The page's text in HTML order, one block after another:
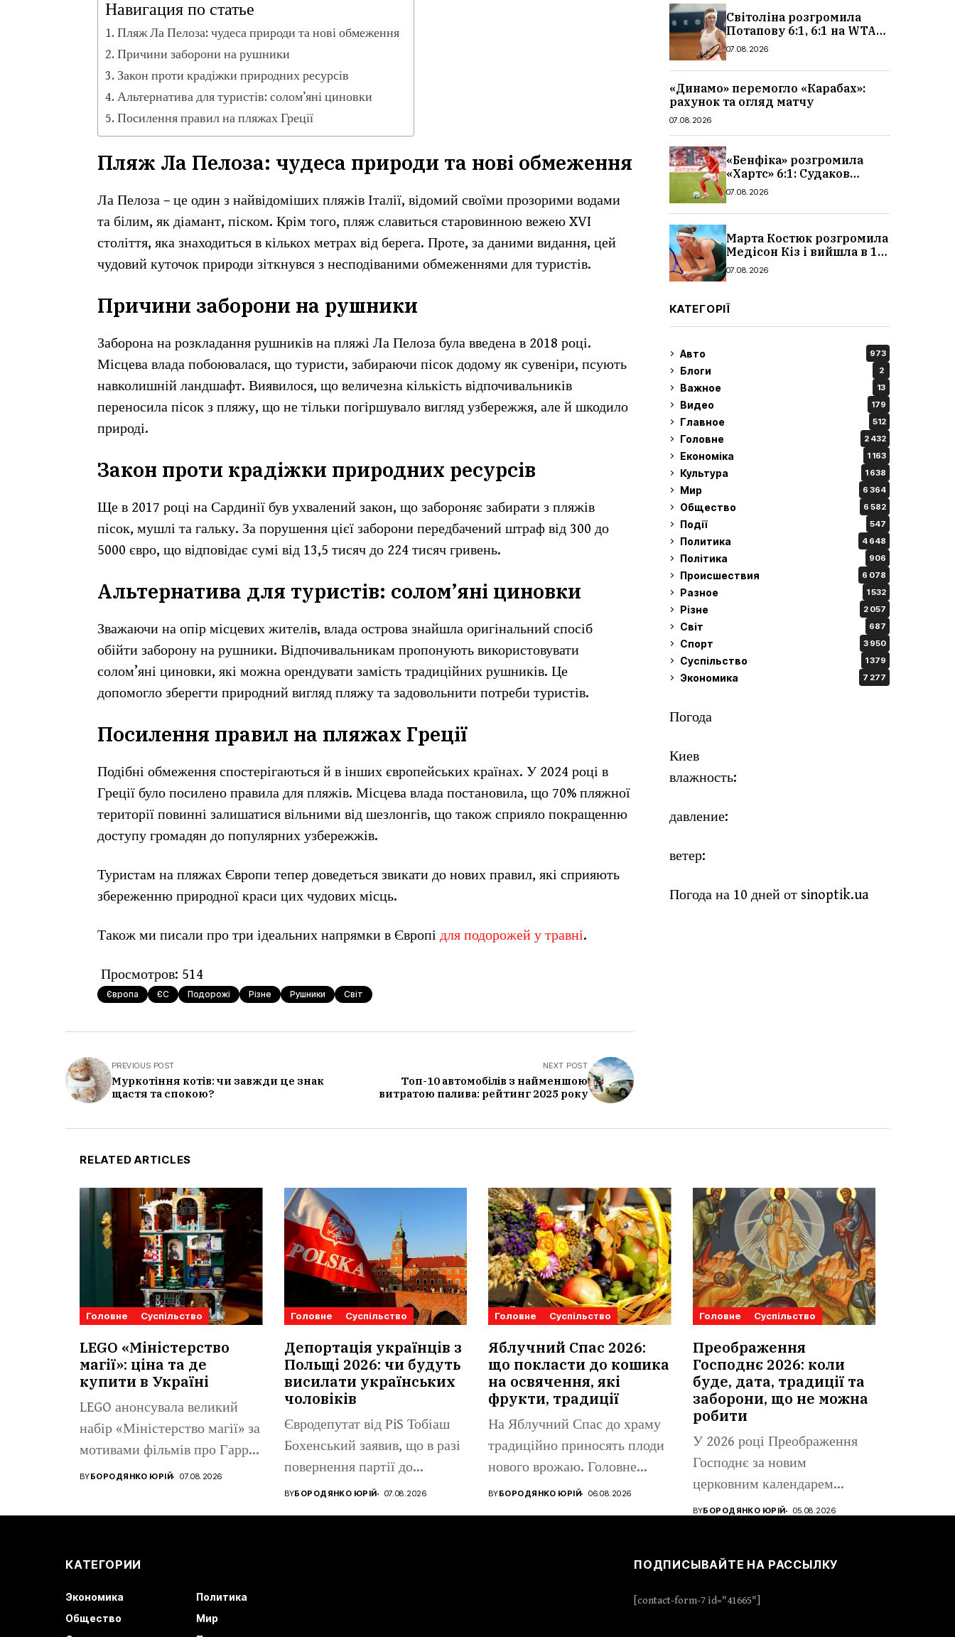
Навигация по статье
Пляж Ла Пелоза: чудеса природи та нові обмеження
Причини заборони на рушники
Закон проти крадіжки природних ресурсів
Альтернатива для туристів: солом’яні циновки
Посилення правил на пляжах Греції
Пляж Ла Пелоза: чудеса природи та нові обмеження
Ла Пелоза – це один з найвідоміших пляжів Італії, відомий своїми прозорими водами
та білим, як діамант, піском. Крім того, пляж славиться старовинною вежею XVI
століття, яка знаходиться в кількох метрах від берега. Проте, за даними видання, цей
чудовий куточок природи зіткнувся з несподіваними обмеженнями для туристів.
Причини заборони на рушники
Заборона на розкладання рушників на пляжі Ла Пелоза була введена в 2018 році.
Місцева влада побоювалася, що туристи, забираючи пісок додому як сувеніри, псують
навколишній ландшафт. Виявилося, що величезна кількість відпочивальників
переносила пісок з пляжу, що не тільки погіршувало вигляд узбережжя, але й шкодило
природі.
Закон проти крадіжки природних ресурсів
Ще в 2017 році на Сардинії був ухвалений закон, що забороняє забирати з пляжів
пісок, мушлі та гальку. За порушення цієї заборони передбачений штраф від 300 до
5000 євро, що відповідає сумі від 13,5 тисяч до 224 тисяч гривень.
Альтернатива для туристів: солом’яні циновки
Зважаючи на опір місцевих жителів, влада острова знайшла оригінальний спосіб
обійти заборону на рушники. Відпочивальникам пропонують використовувати
солом’яні циновки, які можна орендувати замість традиційних рушників. Це
допомогло зберегти природний вигляд пляжу та задовольнити потреби туристів.
Посилення правил на пляжах Греції
Подібні обмеження спостерігаються й в інших європейських країнах. У 2024 році в
Греції було посилено правила для пляжів. Місцева влада постановила, що 70% пляжної
території повинні залишатися вільними від шезлонгів, що також сприяло покращенню
доступу громадян до популярних узбережжів.
Туристам на пляжах Європи тепер доведеться звикати до нових правил, які сприяють
збереженню природної краси цих чудових місць.
Також ми писали про три ідеальних напрямки в Європі для подорожей у травні.
Просмотров: 514
Європа ЄС Подорожі Різне Рушники Світ
PREVIOUS POST
Муркотіння котів: чи завжди це знак
щастя та спокою?
NEXT POST
Топ-10 автомобілів з найменшою
витратою палива: рейтинг 2025 року
Світоліна розгромила
Потапову 6:1, 6:1 на WTA
1000 у Торонто
07.08.2026
«Динамо» перемогло «Карабах»:
рахунок та огляд матчу
07.08.2026
«Бенфіка» розгромила
«Хартс» 6:1: Судаков
відзначився асистом,
07.08.2026
Марта Костюк розгромила
Медісон Кіз і вийшла в 1/8
фіналу Торонто: результат
07.08.2026
КАТЕГОРІЇ
Авто 973
Блоги 2
Важное 13
Видео 179
Главное 512
Головне 2 432
Економіка 1 163
Культура 1 638
Мир 6 364
Общество 6 582
Події 547
Политика 4 648
Політика 906
Происшествия 6 078
Разное 1 532
Різне 2 057
Світ 687
Спорт 3 950
Суспільство 1 379
Экономика 7 277
Погода
Киев
влажность:
давление:
ветер:
Погода на 10 дней от sinoptik.ua
RELATED ARTICLES
Головне Суспільство
LEGO «Міністерство
магії»: ціна та де
купити в Україні
LEGO анонсувала великий
набір «Міністерство магії» за
мотивами фільмів про Гаррі
Поттера....
BYБОРОДЯНКО ЮРІЙ 07.08.2026
Головне Суспільство
Депортація українців з
Польщі 2026: чи будуть
висилати українських
чоловіків
Євродепутат від PiS Тобіаш
Бохенський заявив, що в разі
повернення партії до...
BYБОРОДЯНКО ЮРІЙ 07.08.2026
Головне Суспільство
Яблучний Спас 2026:
що покласти до кошика
на освячення, які
фрукти, традиції
На Яблучний Спас до храму
традиційно приносять плоди
нового врожаю. Головне
місце...
BYБОРОДЯНКО ЮРІЙ 06.08.2026
Головне Суспільство
Преображення
Господнє 2026: коли
буде, дата, традиції та
заборони, що не можна
робити
У 2026 році Преображення
Господнє за новим
церковним календарем
припадає на 6...
BYБОРОДЯНКО ЮРІЙ 05.08.2026
КАТЕГОРИИ
Экономика
Политика
Общество
Мир
ПОДПИСЫВАЙТЕ НА РАССЫЛКУ
[contact-form-7 id="41665"]